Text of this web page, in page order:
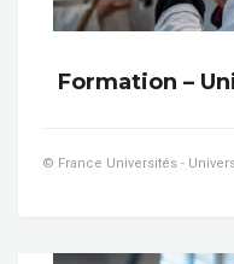
Formation –
© France Universités -